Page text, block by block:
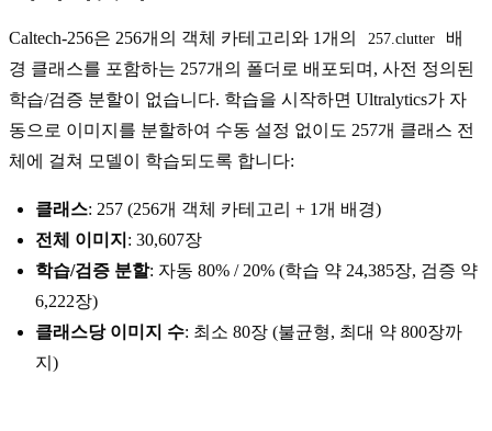
Caltech-256은 256개의 객체 카테고리와 1개의 257.clutter
배
경 클래스를 포함하는 257개의 폴더로 배포되며, 사전 정의된
학습/검증 분할이 없습니다. 학습을 시작하면 Ultralytics가 자
동으로 이미지를 분할하여 수동 설정 없이도 257개 클래스 전
체에 걸쳐 모델이 학습되도록 합니다:
클래스: 257 (256개 객체 카테고리 + 1개 배경)
전체 이미지 : 30,607장
학습/검증 분할: 자동 80% / 20% (학습 약 24,385장, 검증 약
6,222장)
클래스당 이미지 수: 최소 80장 (불균형, 최대 약 800장까
지)